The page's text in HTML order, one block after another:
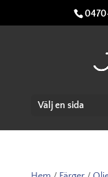
Välj en sida